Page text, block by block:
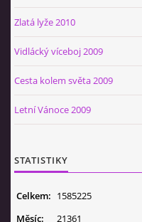
Zlatá lyže 2010
Vidlácký víceboj 2009
Cesta kolem světa 2009
Letní Vánoce 2009
STATISTIKY
Celkem: 1585225
Měsíc:
21361